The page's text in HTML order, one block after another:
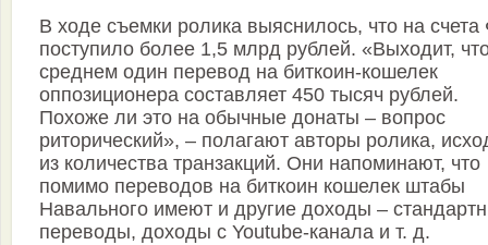
В ходе съемки ролика выяснилось, что на
поступило более 1,5 млрд рублей. «Выходит,
среднем один перевод на биткоин-кошелек
оппозиционера составляет 450 тысяч рублей.
Похоже ли это на обычные донаты – вопрос
риторический», – полагают авторы ролика,
из количества транзакций. Они напоминают, что
помимо переводов на биткоин кошелек штабы
Навального имеют и другие доходы –
переводы, доходы с Youtube-канала и т. д.